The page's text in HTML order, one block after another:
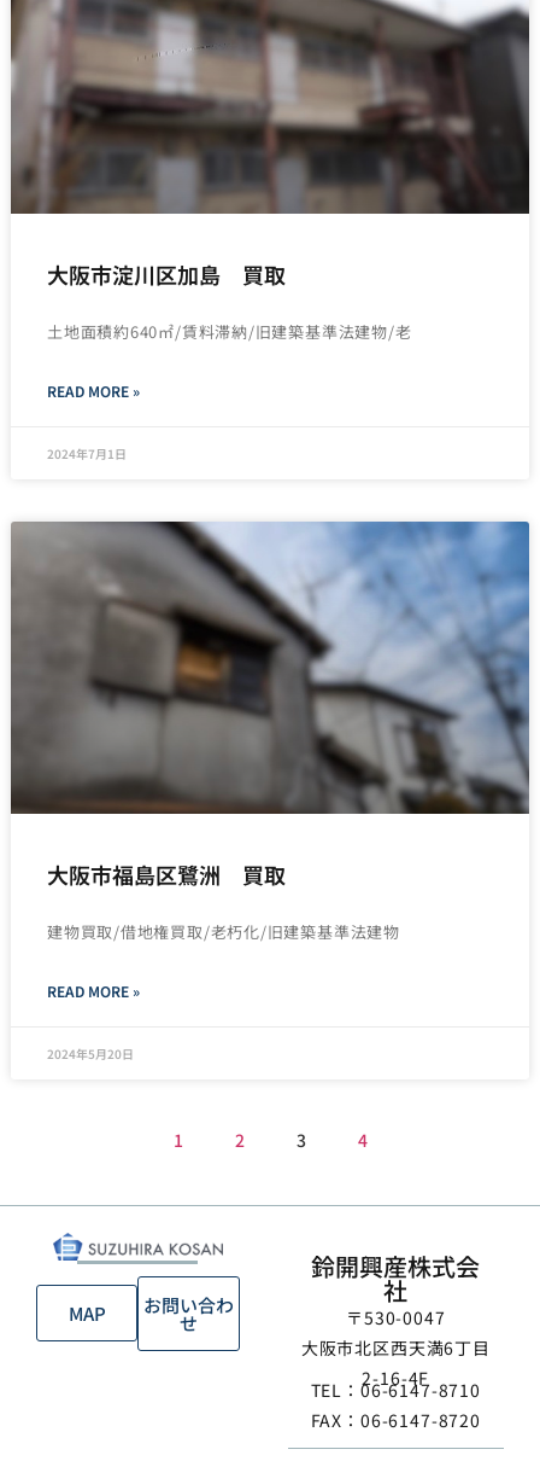
大阪市淀川区加島 買取
土地面積約640㎡/賃料滞納/旧建築基準法建物/老
READ MORE »
2024年7月1日
大阪市福島区鷺洲 買取
建物買取/借地権買取/老朽化/旧建築基準法建物
READ MORE »
2024年5月20日
1 2 3 4
MAP お問い合わ
せ
鈴開興産株式会
社
〒530-0047
大阪市北区西天満6丁目
2-16-4F
TEL：06-6147-8710
FAX：06-6147-8720